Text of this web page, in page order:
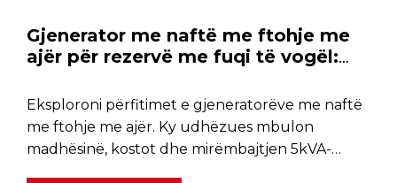
Gjenerator me naftë me ftohje me
ajër për rezervë me fuqi të vogël:
Eksploroni përfitimet e gjeneratorëve me naftë
me ftohje me ajër. Ky udhëzues mbulon
madhësinë, kostot dhe mirëmbajtjen 5kVA-